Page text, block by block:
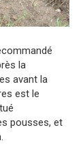
la
avant la
est le
pousses, et